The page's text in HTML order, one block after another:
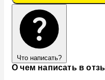
Что написать?
О чем написать в